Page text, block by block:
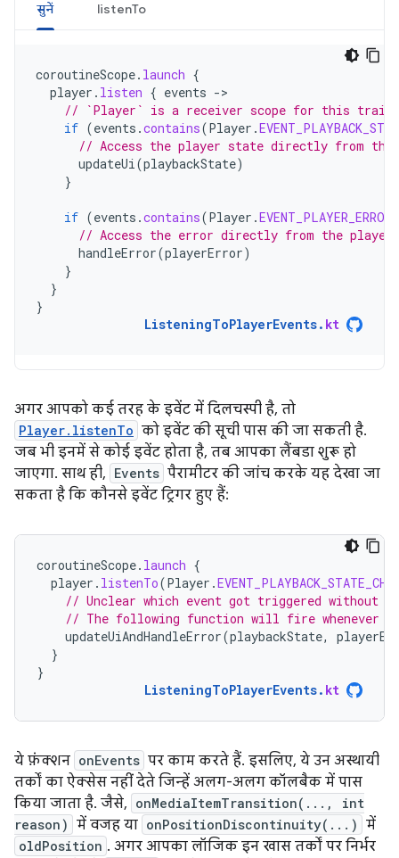
सुनें listenTo
coroutineScope. launch {
player . listen { events -
// `Player` is a receiver scope for this
if (events .contains(Player .
// Access the player state directly from the
updateUi(playbackState)
}
if (events .contains(Player .EVENT_PLAYER_ERROR
// Access the error directly from the player
handleError(playerError)
}
}
}
ListeningToPlayerEvents. kt
अगर आपको कई तरह के इवेंट में दिलचस्पी है, तो
Player.listenTo को इवेंट की सूची पास की जा सकती है.
जब भी इनमें से कोई इवेंट होता है, तब आपका लैंबडा शुरू हो
जाएगा. साथ ही, Events पैरामीटर की जांच करके यह देखा जा
सकता है कि कौनसे इवेंट ट्रिगर हुए हैं:
coroutineScope. launch {
player . listenTo(Player .
// Unclear which event got triggered without
// The following function will fire whenever
updateUiAndHandleError(playbackState,
}
}
ListeningToPlayerEvents. kt
ये फ़ंक्शन onEvents पर काम करते हैं. इसलिए, ये उन अस्थायी
तर्कों का ऐक्सेस नहीं देते जिन्हें अलग-अलग कॉलबैक में पास
किया जाता है. जैसे, onMediaItemTransition(..., int
reason) में वजह या onPositionDiscontinuity(...) में
oldPosition . अगर आपका लॉजिक इन खास तर्कों पर निर्भर